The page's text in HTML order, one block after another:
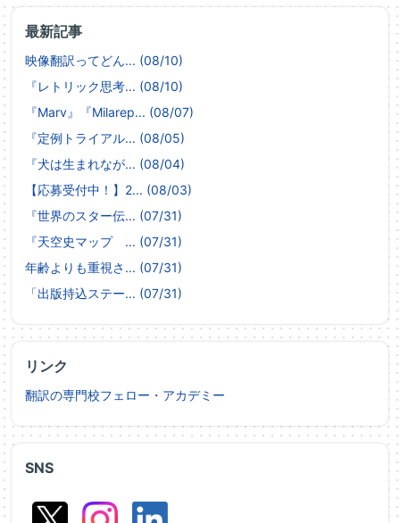
SNS
最新記事
映像翻訳ってどん... (08/10)
『レトリック思考... (08/10)
『Marv』『Milarep... (08/07)
『定例トライアル... (08/05)
『犬は生まれなが... (08/04)
【応募受付中！】2... (08/03)
『世界のスター伝... (07/31)
『天空史マップ ... (07/31)
年齢よりも重視さ... (07/31)
「出版持込ステー... (07/31)
リンク
翻訳の専門校フェロー・アカデミー